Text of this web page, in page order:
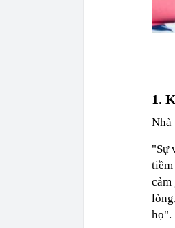
1.
Nhà
"Sự
tiềm
cảm
họ".